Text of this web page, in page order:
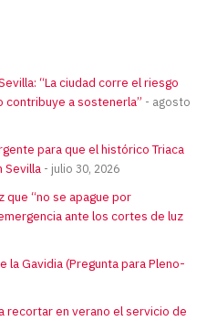
“La ciudad corre el riesgo
contribuye a sostenerla”
agosto
para que el histórico Triaca
Sevilla
julio 30, 2026
que “no se apague por
ante los cortes de luz
la Gavidia (Pregunta para Pleno-
recortar en verano el servicio de